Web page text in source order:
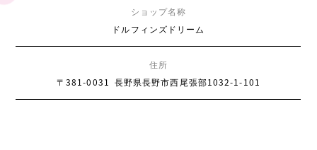
ショップ名称
ドルフィンズドリーム
住所
〒381-0031 長野県長野市西尾張部1032-1-101